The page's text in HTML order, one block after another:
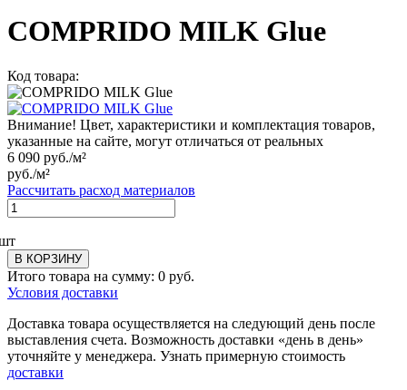
COMPRIDO MILK Glue
Код товара:
Внимание! Цвет, характеристики и комплектация товаров,
указанные на сайте, могут отличаться от реальных
6 090 руб./м²
руб./м²
Рассчитать расход материалов
В КОРЗИНУ
Итого товара на сумму: 0 руб.
Условия доставки
Доставка товара осуществляется на следующий день после
выставления счета. Возможность доставки «день в день»
уточняйте у менеджера. Узнать примерную стоимость
доставки